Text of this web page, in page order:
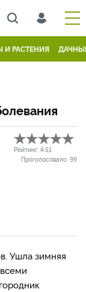
И РАСТЕНИЯ
Рейтинг: 4.51
Проголосовало: 99
Ушла зимняя